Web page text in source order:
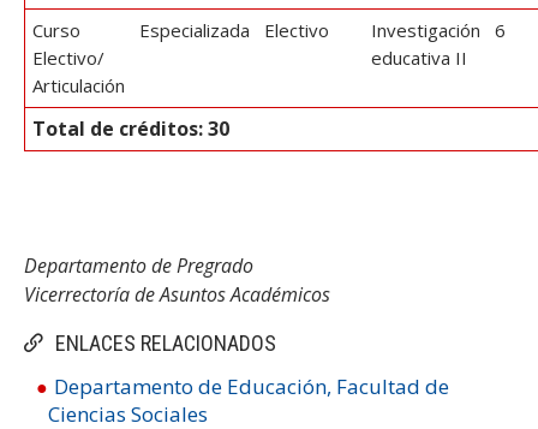
ENLACES RELACIONADOS
Departamento de Educación, Facultad de
Ciencias Sociales
Curso
Electivo/
Articulación
Especializada Electivo
Investigación
educativa II
6
Total de créditos: 30
Departamento de Pregrado
Vicerrectoría de Asuntos Académicos